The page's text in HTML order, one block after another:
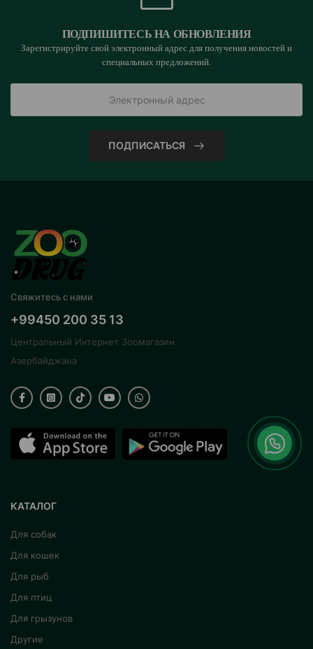
ПОДПИШИТЕСЬ НА ОБНОВЛЕНИЯ
Зарегистрируйте свой электронный адрес для получения новостей и
специальных предложений.
ПОДПИСАТЬСЯ
Свяжитесь с нами
+99450 200 35 13
Центральный Интернет Зоомагазин
Азербайджана
КАТАЛОГ
Для собак
Для кошек
Для рыб
Для птиц
Для грызунов
Другие